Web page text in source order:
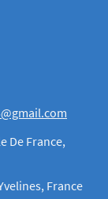
De France,
France